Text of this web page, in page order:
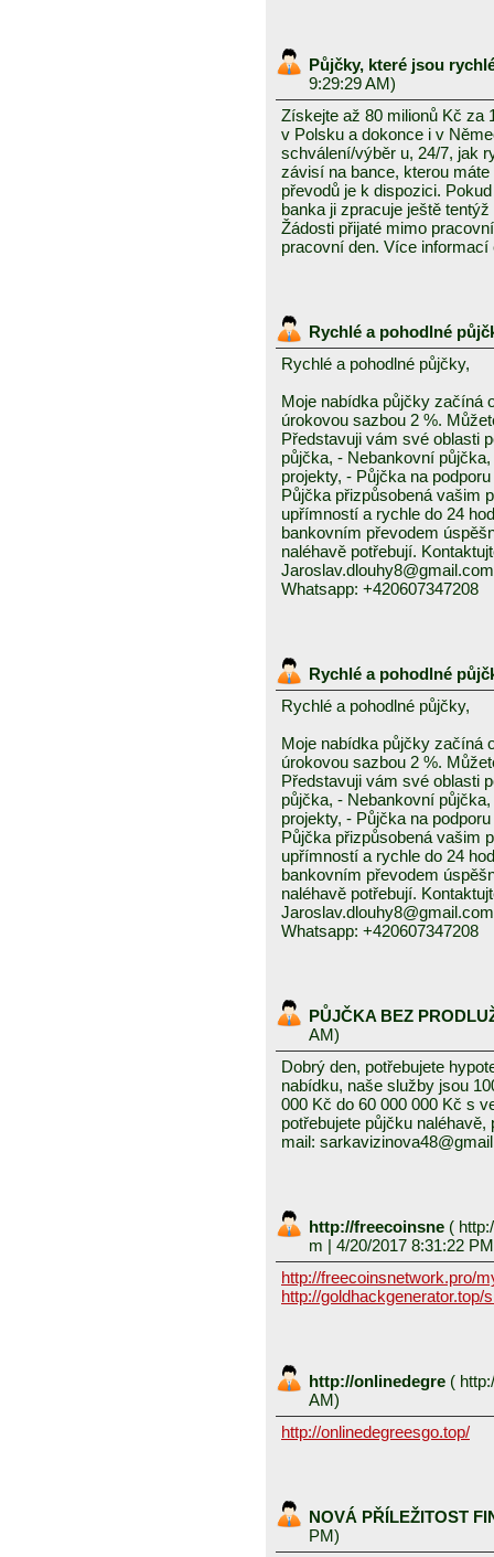
Půjčky, které jsou
9:29:29 AM)
Získejte až 80 milionů Kč za
v Polsku a dokonce i v
schválení/výběr u, 24/7, jak
závisí na bance, kterou
převodů je k dispozici.
banka ji zpracuje ještě tentýž
Žádosti přijaté mimo
pracovní den. Více
Rychlé a pohodlné
Rychlé a pohodlné půjčky,
Moje nabídka půjčky začíná
úrokovou sazbou 2 %.
Představuji vám své oblasti
půjčka, - Nebankovní
projekty, - Půjčka na
Půjčka přizpůsobená vašim
upřímností a rychle do 24
bankovním převodem
naléhavě potřebují.
Jaroslav.dlouhy8@gmail.com
Whatsapp: +420607347208
Rychlé a pohodlné
Rychlé a pohodlné půjčky,
Moje nabídka půjčky začíná
úrokovou sazbou 2 %.
Představuji vám své oblasti
půjčka, - Nebankovní
projekty, - Půjčka na
Půjčka přizpůsobená vašim
upřímností a rychle do 24
bankovním převodem
naléhavě potřebují.
Jaroslav.dlouhy8@gmail.com
Whatsapp: +420607347208
PŮJČKA BEZ
AM)
Dobrý den, potřebujete
nabídku, naše služby jsou
000 Kč do 60 000 000 Kč s
potřebujete půjčku
mail:
http://freecoinsne (
m | 4/20/2017 8:31:22
http://freecoinsnetwork.pro/
http://
http://onlinedegre (
AM)
http://onlinedegreesgo.top/
NOVÁ PŘÍLEŽITOST
PM)